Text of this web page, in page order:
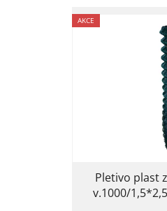
V
ýAKCE
Pletivo plast
v.1000/